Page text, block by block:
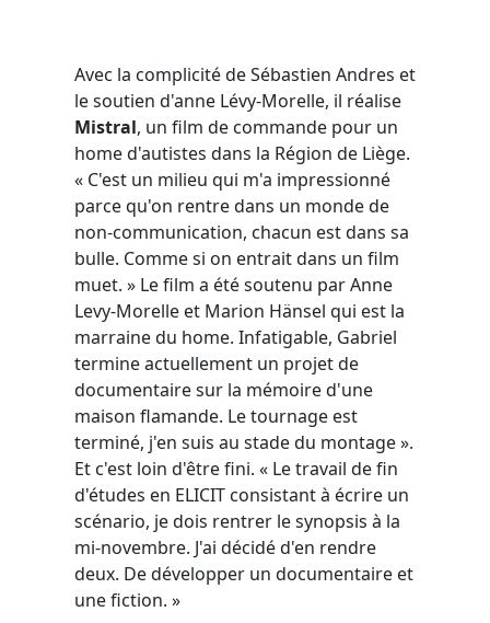
Avec la complicité de Sébastien Andres et
le soutien d'anne Lévy-Morelle, il réalise
Mistral, un film de commande pour un
home d'autistes dans la Région de Liège.
« C'est un milieu qui m'a impressionné
parce qu'on rentre dans un monde de
non-communication, chacun est dans sa
bulle. Comme si on entrait dans un film
muet. » Le film a été soutenu par Anne
Levy-Morelle et Marion Hänsel qui est la
marraine du home. Infatigable, Gabriel
termine actuellement un projet de
documentaire sur la mémoire d'une
maison flamande. Le tournage est
terminé, j'en suis au stade du montage ».
Et c'est loin d'être fini. « Le travail de fin
d'études en ELICIT consistant à écrire un
scénario, je dois rentrer le synopsis à la
mi-novembre. J'ai décidé d'en rendre
deux. De développer un documentaire et
une fiction. »